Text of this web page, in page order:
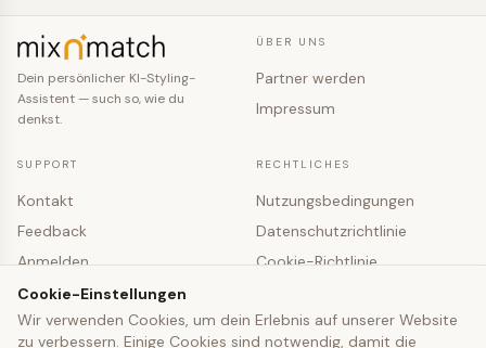
Dein persönlicher KI-Styling-
Assistent — such so, wie du
denkst.
ÜBER UNS
Partner werden
Impressum
SUPPORT
Kontakt
Feedback
Anmelden
Registrieren
RECHTLICHES
Nutzungsbedingungen
Datenschutzrichtlinie
Cookie-Richtlinie
Cookie-Einstellungen
Wir verwenden Cookies, um dein Erlebnis auf unserer Website
zu verbessern. Einige Cookies sind notwendig, damit die